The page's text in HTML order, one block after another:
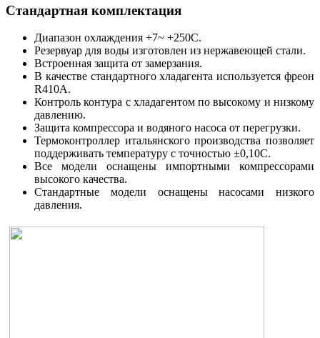
Стандартная комплектация
Диапазон охлаждения +7~ +250С.
Резервуар для воды изготовлен из нержавеющей стали.
Встроенная защита от замерзания.
В качестве стандартного хладагента используется фреон
R410А.
Контроль контура с хладагентом по высокому и низкому
давлению.
Защита компрессора и водяного насоса от перегрузки.
Термоконтроллер итальянского производства позволяет
поддерживать температуру с точностью ±0,10С.
Все модели оснащены импортными компрессорами
высокого качества.
Стандартные модели оснащены насосами низкого
давления.